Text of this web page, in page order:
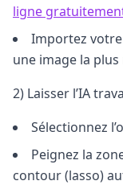
ligne
Importez votre
une image la
2) Laisser l’IA
Sélectionnez
Peignez la
contour (lasso)